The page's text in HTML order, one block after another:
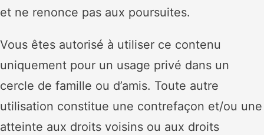
et ne renonce pas aux poursuites.
Vous êtes autorisé à utiliser ce contenu
uniquement pour un usage privé dans un
cercle de famille ou d’amis. Toute autre
utilisation constitue une contrefaçon et/ou une
atteinte aux droits voisins ou aux droits